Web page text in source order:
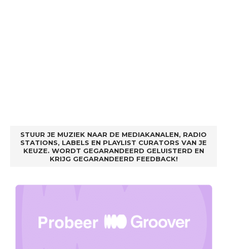
STUUR JE MUZIEK NAAR DE MEDIAKANALEN, RADIO
STATIONS, LABELS EN PLAYLIST CURATORS VAN JE
KEUZE. WORDT GEGARANDEERD GELUISTERD EN
KRIJG GEGARANDEERD FEEDBACK!